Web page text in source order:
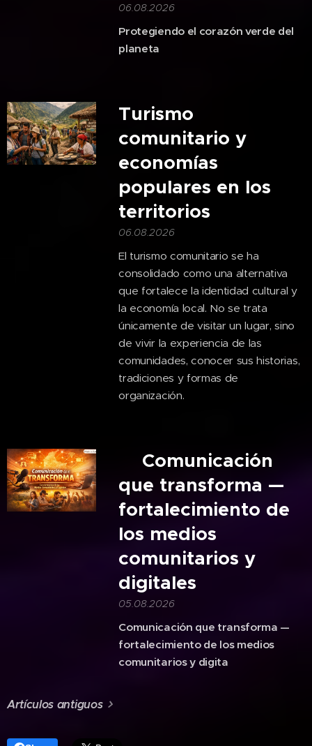
06.08.2026
Protegiendo el corazón verde del
planeta
Turismo
comunitario y
economías
populares en los
territorios
06.08.2026
El turismo comunitario se ha
consolidado como una alternativa
que fortalece la identidad cultural y
la economía local. No se trata
únicamente de visitar un lugar, sino
de vivir la experiencia de las
comunidades, conocer sus historias,
tradiciones y formas de
organización.
🎙️Comunicación
que transforma —
fortalecimiento de
los medios
comunitarios y
digitales
05.08.2026
Comunicación que transforma —
fortalecimiento de los medios
comunitarios y digita
Artículos antiguos